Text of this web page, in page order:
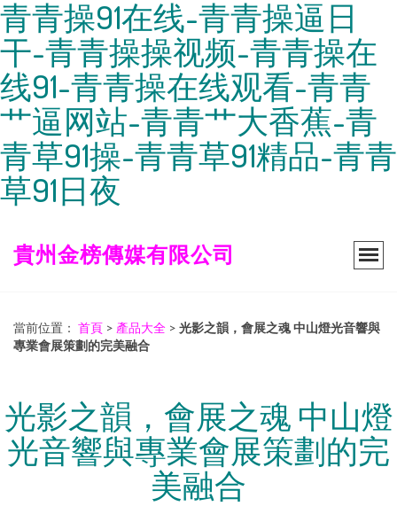
青青操91在线-青青操逼日
干-青青操操视频-青青操在
线91-青青操在线观看-青青
艹逼网站-青青艹大香蕉-青
青草91操-青青草91精品-青青
草91日夜
貴州金榜傳媒有限公司
當前位置： 首頁 > 產品大全 > 光影之韻，會展之魂 中山燈光音響與
專業會展策劃的完美融合
光影之韻，會展之魂 中山燈
光音響與專業會展策劃的完
美融合